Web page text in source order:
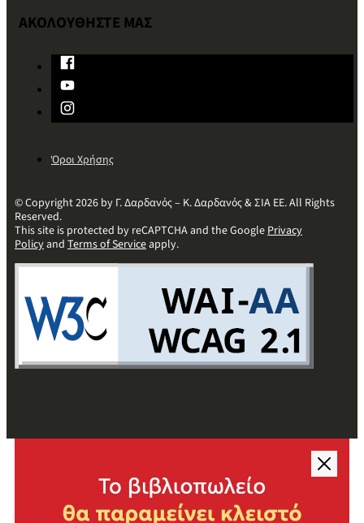
ΑΚΟΛΟΥΘΗΣΤΕ ΜΑΣ
Όροι Χρήσης
© Copyright 2026 by Γ. Δαρδανός – Κ. Δαρδανός & ΣΙΑ ΕΕ. All Rights
Reserved.
This site is protected by reCAPTCHA and the GooglePrivacy
Policyand Terms of Serviceapply.